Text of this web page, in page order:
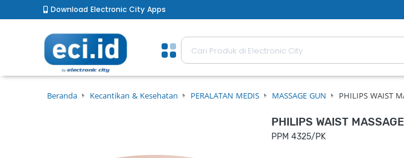
Download Electronic City Apps
Beranda Kecantikan & Kesehatan PERALATAN MEDIS MASSAGE GUN PHILIPS WAIST
PHILIPS WAIST
PPM 4325/PK